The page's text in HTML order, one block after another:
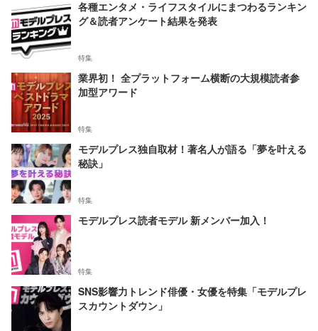
各種エンタメ・ライフスタイルにまつわるランキン
グ＆読者アンケート結果を発表
特集
業界初！ 全プラットフォーム横断の大規模読者参
加型アワード
特集
モデルプレス独自取材！著名人が語る「夢を叶える
秘訣」
特集
モデルプレス読者モデル 新メンバー加入！
特集
SNS影響力トレンド俳優・女優を特集「モデルプレ
スカウントダウン」